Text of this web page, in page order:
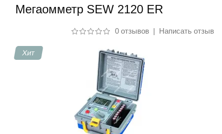
работы
Мегаомметр SEW 2120 ER
0 отзывов| Написать отзыв
Хит